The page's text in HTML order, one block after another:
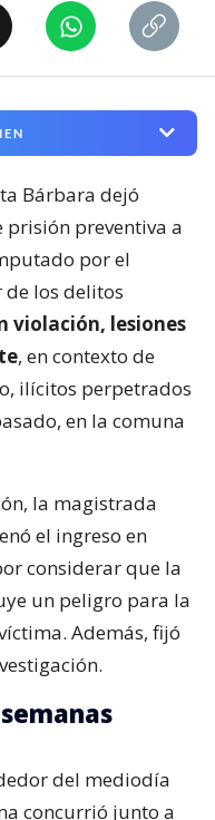
Bárbara dejó
preventiva a
por el
los delitos
violación, lesiones
, en contexto de
ilícitos perpetrados
en la comuna
la magistrada
el ingreso en
considerar que la
un peligro para la
Además, fijó
del mediodía
concurrió junto a